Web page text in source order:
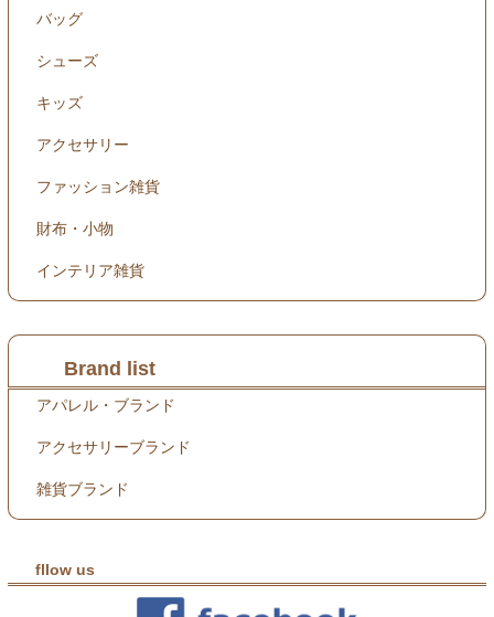
バッグ
シューズ
キッズ
アクセサリー
ファッション雑貨
財布・小物
インテリア雑貨
Brand list
アパレル・ブランド
アクセサリーブランド
雑貨ブランド
fllow us